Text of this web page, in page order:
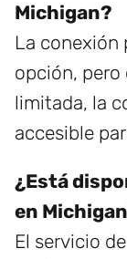
Michigan?
La conexión
opción, pero
limitada, la
accesible
¿Está
en
El servicio